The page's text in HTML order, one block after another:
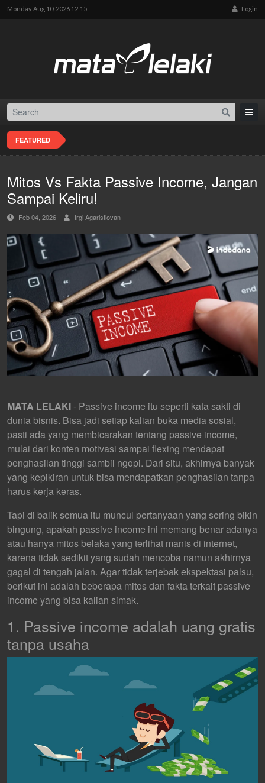
Monday Aug 10, 2026 12:15 Login
FEATURED
Mitos Vs Fakta Passive Income, Jangan
Sampai Keliru!
Feb 04, 2026 Irgi Agaristiovan
MATA LELAKI- Passive income itu seperti kata sakti di
dunia bisnis. Bisa jadi setiap kalian buka media sosial,
pasti ada yang membicarakan tentang passive income,
mulai dari konten motivasi sampai flexing mendapat
penghasilan tinggi sambil ngopi. Dari situ, akhirnya banyak
yang kepikiran untuk bisa mendapatkan penghasilan tanpa
harus kerja keras.
Tapi di balik semua itu muncul pertanyaan yang sering bikin
bingung, apakah passive income ini memang benar adanya
atau hanya mitos belaka yang terlihat manis di internet,
karena tidak sedikit yang sudah mencoba namun akhirnya
gagal di tengah jalan. Agar tidak terjebak ekspektasi palsu,
berikut ini adalah beberapa mitos dan fakta terkait passive
income yang bisa kalian simak.
1. Passive income adalah uang gratis
tanpa usaha